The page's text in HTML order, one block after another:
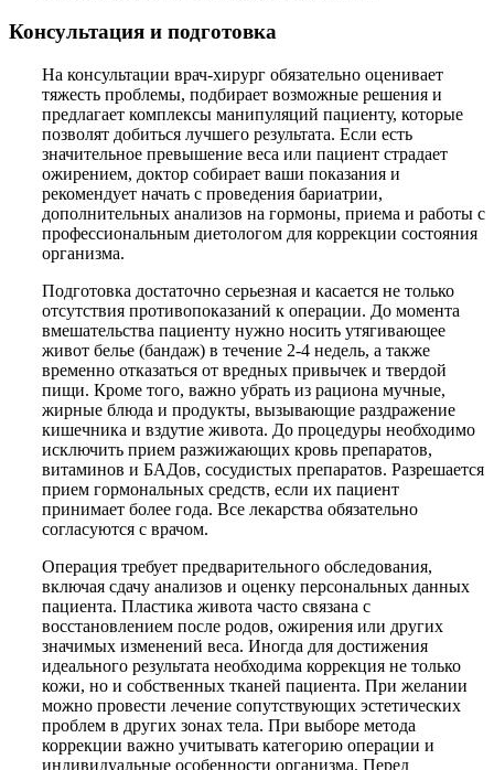
Консультация и подготовка
На консультации врач-хирург обязательно оценивает
тяжесть проблемы, подбирает возможные решения и
предлагает комплексы манипуляций пациенту, которые
позволят добиться лучшего результата. Если есть
значительное превышение веса или пациент страдает
ожирением, доктор собирает ваши показания и
рекомендует начать с проведения бариатрии,
дополнительных анализов на гормоны, приема и работы с
профессиональным диетологом для коррекции состояния
организма.
Подготовка достаточно серьезная и касается не только
отсутствия противопоказаний к операции. До момента
вмешательства пациенту нужно носить утягивающее
живот белье (бандаж) в течение 2-4 недель, а также
временно отказаться от вредных привычек и твердой
пищи. Кроме того, важно убрать из рациона мучные,
жирные блюда и продукты, вызывающие раздражение
кишечника и вздутие живота. До процедуры необходимо
исключить прием разжижающих кровь препаратов,
витаминов и БАДов, сосудистых препаратов. Разрешается
прием гормональных средств, если их пациент
принимает более года. Все лекарства обязательно
согласуются с врачом.
Операция требует предварительного обследования,
включая сдачу анализов и оценку персональных данных
пациента. Пластика живота часто связана с
восстановлением после родов, ожирения или других
значимых изменений веса. Иногда для достижения
идеального результата необходима коррекция не только
кожи, но и собственных тканей пациента. При желании
можно провести лечение сопутствующих эстетических
проблем в других зонах тела. При выборе метода
коррекции важно учитывать категорию операции и
индивидуальные особенности организма. Перед